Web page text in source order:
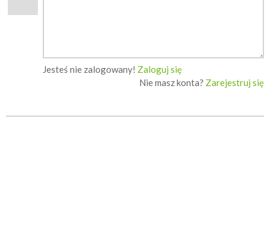
Jesteś nie zalogowany! Zaloguj się
Nie masz konta? Zarejestruj się